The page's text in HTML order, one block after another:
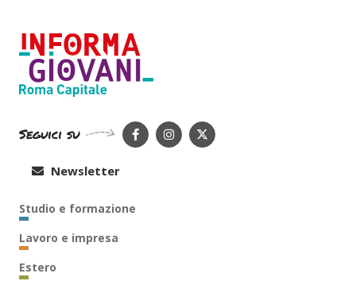
Seguici su
Newsletter
Studio e formazione
Lavoro e impresa
Estero